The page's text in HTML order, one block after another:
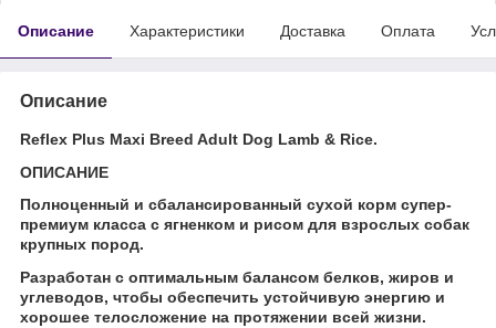
Описание Характеристики Доставка Оплата
Описание
Reflex Plus Maxi Breed Adult Dog Lamb & Rice.
ОПИСАНИЕ
Полноценный и сбалансированный сухой корм супер-
премиум класса с ягненком и рисом для взрослых собак
крупных пород.
Разработан с оптимальным балансом белков, жиров и
углеводов, чтобы обеспечить устойчивую энергию и
хорошее телосложение на протяжении всей жизни.